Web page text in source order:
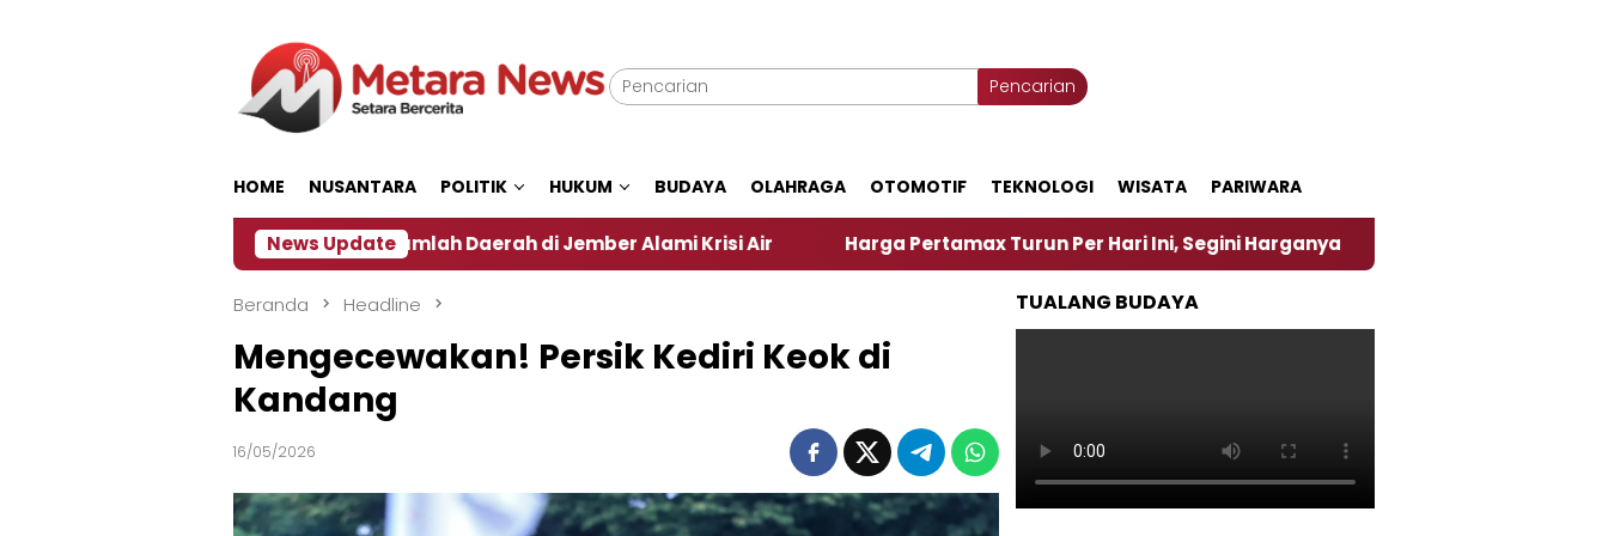
Pencarian
HOME NUSANTARA POLITIK HUKUM BUDAYA OLAHRAGA OTOMOTIF TEKNOLOGI WISATA PARIWARA
News Update
Dampak El Nino, Sejumlah Daerah di Jember Alami Krisi Air Harga Pertamax Turun Per Hari Ini, Segini Harganya ‎Nasirun Maestro Lukis Pemadu
Beranda Headline
Mengecewakan! Persik Kediri Keok di
Kandang
16/05/2026
TUALANG BUDAYA